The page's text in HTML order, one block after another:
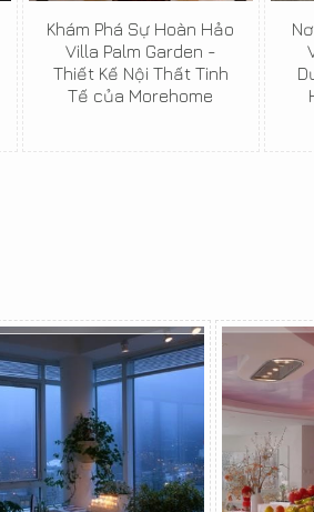
Khám Phá Sự Hoàn Hảo
Villa Palm Garden -
Thiết Kế Nội Thất Tinh
Tế của Morehome